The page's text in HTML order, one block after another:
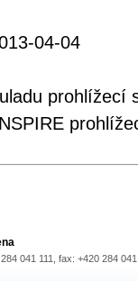
04-04
prohlížecí
041 111, fax: +420 284